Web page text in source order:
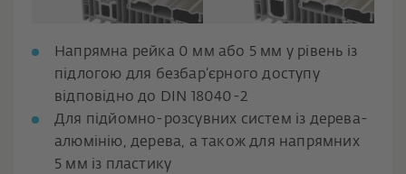
Напрямна рейка 0 мм або 5 мм у рівень із
підлогою для безбар’єрного доступу
відповідно до DIN 18040-2
Для підйомно-розсувних систем із дерева-
алюмінію, дерева, а також для напрямних
5 мм із пластику